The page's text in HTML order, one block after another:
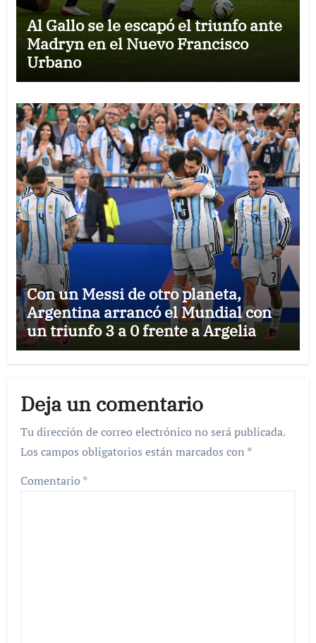
Al Gallo se le escapó el triunfo ante
Madryn en el Nuevo Francisco
Urbano
Con un Messi de otro planeta,
Argentina arrancó el Mundial con
un triunfo 3 a 0 frente a Argelia
Deja un comentario
Tu dirección de correo electrónico no será publicada.
Los campos obligatorios están marcados con *
Comentario *